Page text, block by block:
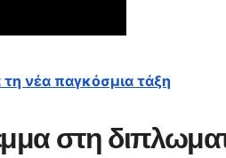
τη νέα παγκόσμια τάξη
στη